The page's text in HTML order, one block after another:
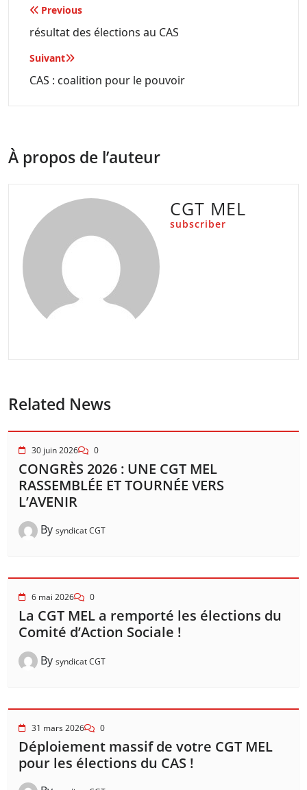
Navigation
de
l’article
Previous
résultat des élections au CAS
Suivant
CAS : coalition pour le pouvoir
À propos de l’auteur
CGT MEL
subscriber
Related News
30 juin 2026 0
CONGRÈS 2026 : UNE CGT MEL
RASSEMBLÉE ET TOURNÉE VERS
L’AVENIR
By syndicat CGT
6 mai 2026 0
La CGT MEL a remporté les élections du
Comité d’Action Sociale !
By syndicat CGT
31 mars 2026 0
Déploiement massif de votre CGT MEL
pour les élections du CAS !